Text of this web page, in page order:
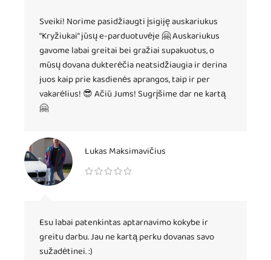
Sveiki! Norime pasidžiaugti įsigiję auskariukus
“Kryžiukai” jūsų e-parduotuvėje 🤗 Auskariukus
gavome labai greitai bei gražiai supakuotus, o
mūsų dovana dukterėčia neatsidžiaugia ir derina
juos kaip prie kasdienės aprangos, taip ir per
vakarėlius! 😎 Ačiū Jums! Sugrįšime dar ne kartą
🤗
Lukas Maksimavičius
Esu labai patenkintas aptarnavimo kokybe ir
greitu darbu. Jau ne kartą perku dovanas savo
sužadėtinei. :)